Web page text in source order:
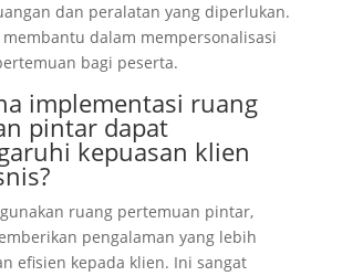
dan peralatan yang diperlukan.
dalam mempersonalisasi
bagi peserta.
implementasi ruang
pintar dapat
kepuasan klien
ruang pertemuan pintar,
pengalaman yang lebih
efisien kepada klien. Ini sangat